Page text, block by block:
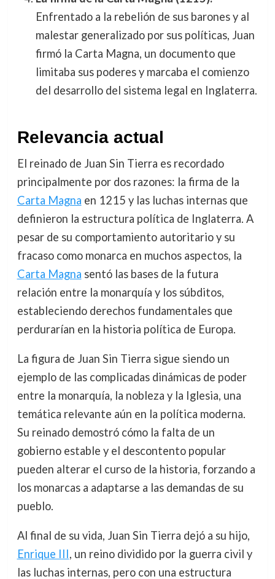
Enfrentado a la rebelión de sus barones y al
malestar generalizado por sus políticas, Juan
firmó la Carta Magna, un documento que
limitaba sus poderes y marcaba el comienzo
del desarrollo del sistema legal en Inglaterra.
Relevancia actual
El reinado de Juan Sin Tierra es recordado
principalmente por dos razones: la firma de la
Carta Magna en 1215 y las luchas internas que
definieron la estructura política de Inglaterra. A
pesar de su comportamiento autoritario y su
fracaso como monarca en muchos aspectos, la
Carta Magna sentó las bases de la futura
relación entre la monarquía y los súbditos,
estableciendo derechos fundamentales que
perdurarían en la historia política de Europa.
La figura de Juan Sin Tierra sigue siendo un
ejemplo de las complicadas dinámicas de poder
entre la monarquía, la nobleza y la Iglesia, una
temática relevante aún en la política moderna.
Su reinado demostró cómo la falta de un
gobierno estable y el descontento popular
pueden alterar el curso de la historia, forzando a
los monarcas a adaptarse a las demandas de su
pueblo.
Al final de su vida, Juan Sin Tierra dejó a su hijo,
Enrique III, un reino dividido por la guerra civil y
las luchas internas, pero con una estructura